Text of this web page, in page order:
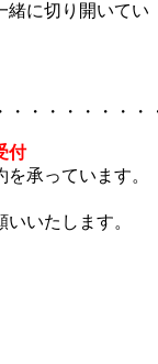
緒に切り開いてい
・・・・・・・
付
承っています。
いたします。